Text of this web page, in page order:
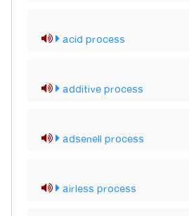
acid process
additive process
adsenell process
airless process